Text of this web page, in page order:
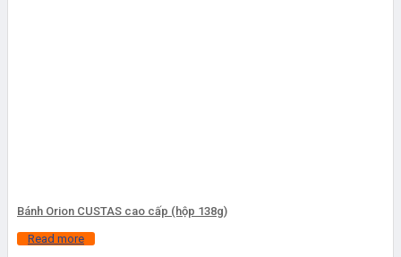
Bánh Orion CUSTAS cao cấp (hộp 138g)
Read more